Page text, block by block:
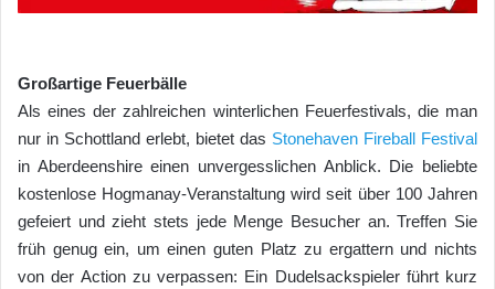
Großartige Feuerbälle
Als eines der zahlreichen winterlichen Feuerfestivals, die man
nur in Schottland erlebt, bietet das Stonehaven Fireball Festival
in Aberdeenshire einen unvergesslichen Anblick. Die beliebte
kostenlose Hogmanay-Veranstaltung wird seit über 100 Jahren
gefeiert und zieht stets jede Menge Besucher an. Treffen Sie
früh genug ein, um einen guten Platz zu ergattern und nichts
von der Action zu verpassen: Ein Dudelsackspieler führt kurz